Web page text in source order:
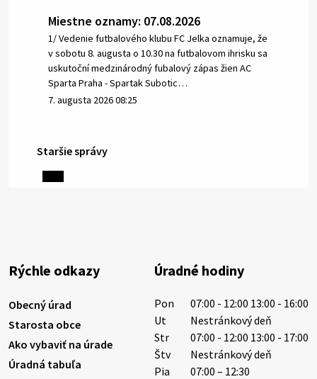
Miestne oznamy: 07.08.2026
1/ Vedenie futbalového klubu FC Jelka oznamuje, že
v sobotu 8. augusta o 10.30 na futbalovom ihrisku sa
uskutoční medzinárodný fubalový zápas žien AC
Sparta Praha - Spartak Subotic…
7. augusta 2026 08:25
6. augusta 2026 08:13
výdatnosti vodárenských zdrojov.
Západoslovenská vodárenská spoločnosť preto
6. augusta 2026 08:12
5. augusta 2026 13:10
Staršie správy
Rýchle odkazy
Obecný úrad
Starosta obce
Ako vybaviť na úrade
Úradná tabuľa
Úradné hodiny
Pon
07:00 - 12:00 13:00 - 16:00
Ut
Nestránkový deň
Str
07:00 - 12:00 13:00 - 17:00
Štv
Nestránkový deň
Pia
07:00 – 12:30